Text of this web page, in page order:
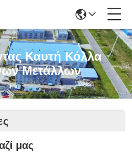
Καυτή Κόλλα
Μετάλλων
μας